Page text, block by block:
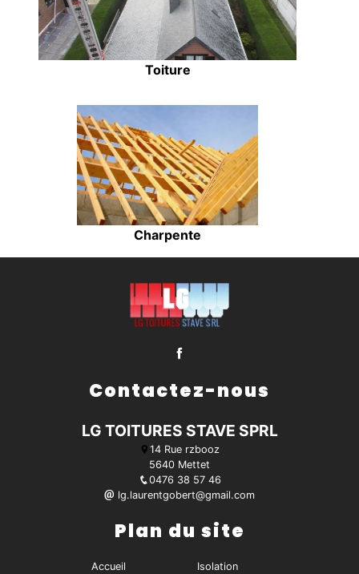
Toiture
Charpente
Contactez-nous
LG TOITURES STAVE SPRL
14 Rue rzbooz
5640 Mettet
0476 38 57 46
lg.laurentgobert@gmail.com
Plan du site
Accueil Isolation